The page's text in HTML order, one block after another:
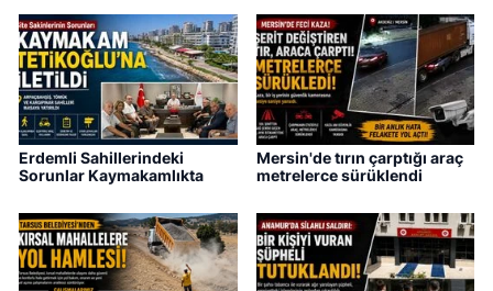
Erdemli Sahillerindeki
Sorunlar Kaymakamlıkta
Mersin'de tırın çarptığı araç
metrelerce sürüklendi